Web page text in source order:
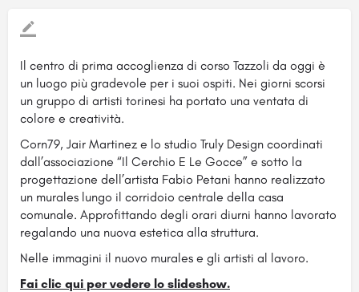
Il centro di prima accoglienza di corso Tazzoli da oggi è
un luogo più gradevole per i suoi ospiti. Nei giorni scorsi
un gruppo di artisti torinesi ha portato una ventata di
colore e creatività.
Corn79, Jair Martinez e lo studio Truly Design coordinati
dall’associazione “Il Cerchio E Le Gocce” e sotto la
progettazione dell’artista Fabio Petani hanno realizzato
un murales lungo il corridoio centrale della casa
comunale. Approfittando degli orari diurni hanno lavorato
regalando una nuova estetica alla struttura.
Nelle immagini il nuovo murales e gli artisti al lavoro.
Fai clic qui per vedere lo slideshow.